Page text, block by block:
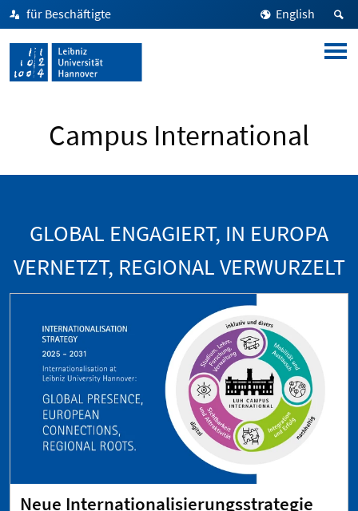
für Beschäftigte English
Campus International
GLOBAL ENGAGIERT, IN EUROPA
VERNETZT, REGIONAL VERWURZELT
Neue Internationalisierungsstrategie